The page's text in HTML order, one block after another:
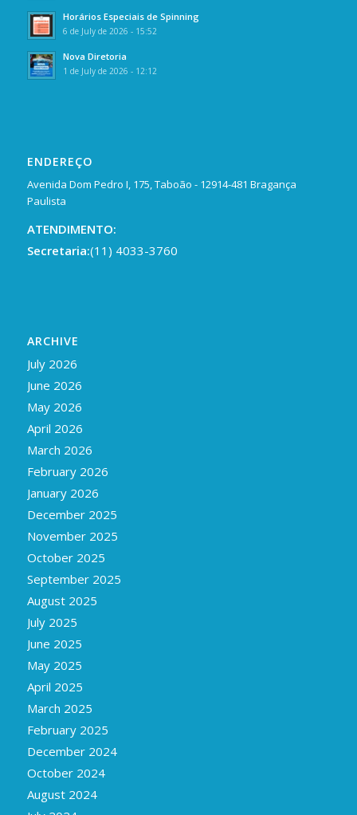
Horários Especiais de Spinning
6 de July de 2026 - 15:52
Nova Diretoria
1 de July de 2026 - 12:12
ENDEREÇO
Avenida Dom Pedro I, 175, Taboão - 12914-481 Bragança
Paulista
ATENDIMENTO:
Secretaria:(11) 4033-3760
ARCHIVE
July 2026
June 2026
May 2026
April 2026
March 2026
February 2026
January 2026
December 2025
November 2025
October 2025
September 2025
August 2025
July 2025
June 2025
May 2025
April 2025
March 2025
February 2025
December 2024
October 2024
August 2024